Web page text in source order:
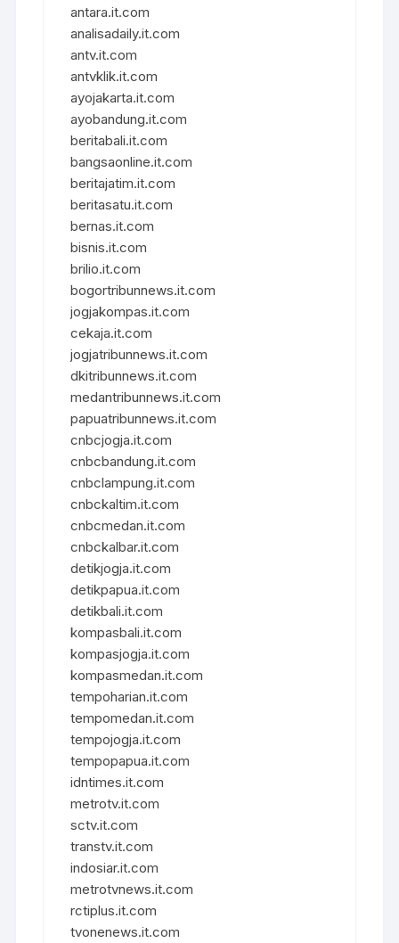
antara.it.com
analisadaily.it.com
antv.it.com
antvklik.it.com
ayojakarta.it.com
ayobandung.it.com
beritabali.it.com
bangsaonline.it.com
beritajatim.it.com
beritasatu.it.com
bernas.it.com
bisnis.it.com
brilio.it.com
bogortribunnews.it.com
jogjakompas.it.com
cekaja.it.com
jogjatribunnews.it.com
dkitribunnews.it.com
medantribunnews.it.com
papuatribunnews.it.com
cnbcjogja.it.com
cnbcbandung.it.com
cnbclampung.it.com
cnbckaltim.it.com
cnbcmedan.it.com
cnbckalbar.it.com
detikjogja.it.com
detikpapua.it.com
detikbali.it.com
kompasbali.it.com
kompasjogja.it.com
kompasmedan.it.com
tempoharian.it.com
tempomedan.it.com
tempojogja.it.com
tempopapua.it.com
idntimes.it.com
metrotv.it.com
sctv.it.com
transtv.it.com
indosiar.it.com
metrotvnews.it.com
rctiplus.it.com
tvonenews.it.com